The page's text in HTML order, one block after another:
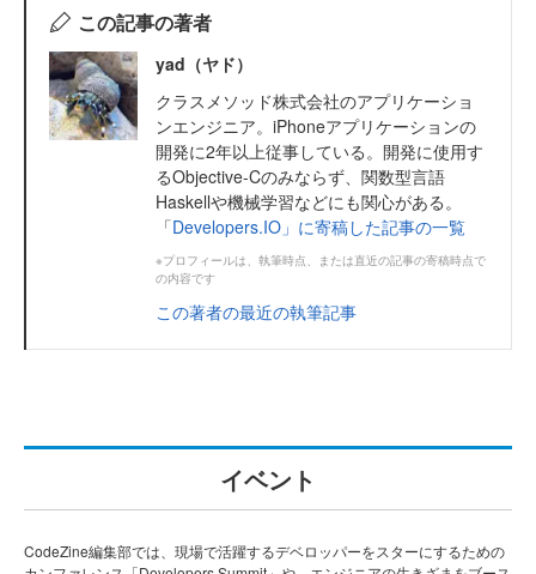
この記事の著者
yad（ヤド）
クラスメソッド株式会社のアプリケーショ
ンエンジニア。iPhoneアプリケーションの
開発に2年以上従事している。開発に使用す
るObjective-Cのみならず、関数型言語
Haskellや機械学習などにも関心がある。
「Developers.IO」に寄稿した記事の一覧
※プロフィールは、執筆時点、または直近の記事の寄稿時点で
の内容です
この著者の最近の執筆記事
イベント
CodeZine編集部では、現場で活躍するデベロッパーをスターにするための